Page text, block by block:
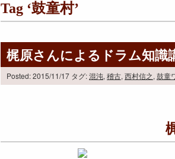
Tag ‘鼓童村’
梶原さんによるドラム知識
Posted: 2015/11/17 タグ:混沌, 稽古, 西村信之, 鼓童